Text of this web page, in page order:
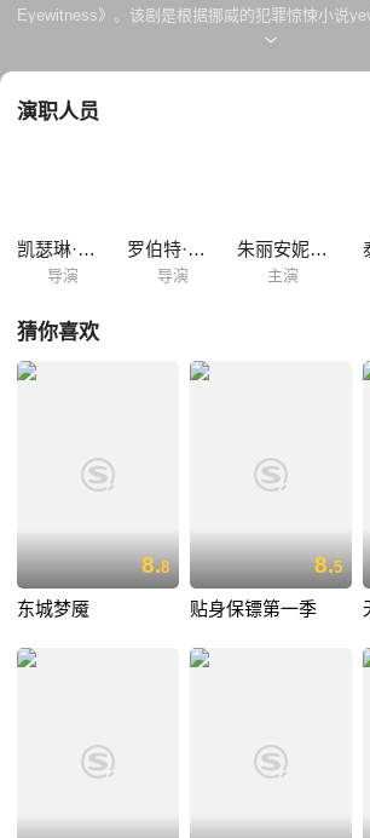
Eyewitness》。该剧是根据挪威的犯罪惊悚小说
《警魂 Shades of Blue》的创作人Adi Hasak打造
里目睹了一场枪击事件，且从枪击事件中死里逃生
改变了一切。 Ju...
演职人员
凯瑟琳·哈德威克
导演
罗伯特·里伯曼
导演
朱丽安妮·尼科尔森
主演
猜你喜欢
8.8
东城梦魇
8.5
贴身保镖第一季